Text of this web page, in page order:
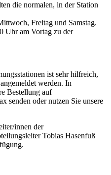
die normalen, in der Station
Freitag und Samstag.
Uhr am Vortag zu der
ist sehr hilfreich,
werden. In
Bestellung auf
senden oder nutzen Sie unsere
innen der
Tobias Hasenfuß